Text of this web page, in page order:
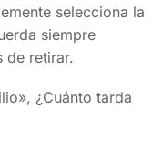
selecciona la
siempre
de retirar.
¿Cuánto tarda